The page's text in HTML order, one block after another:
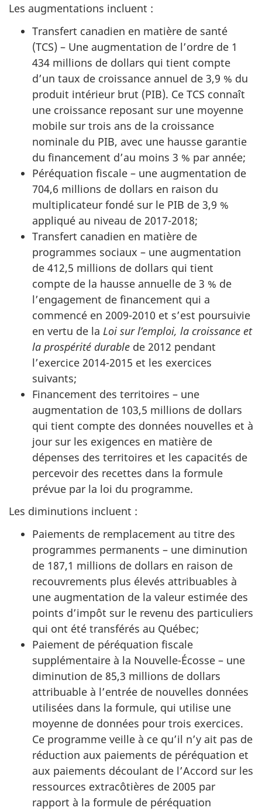
Les augmentations incluent :
Transfert canadien en matière de santé
(TCS) – Une augmentation de l’ordre de 1
434 millions de dollars qui tient compte
d’un taux de croissance annuel de 3,9 % du
produit intérieur brut (PIB). Ce TCS connaît
une croissance reposant sur une moyenne
mobile sur trois ans de la croissance
nominale du PIB, avec une hausse garantie
du financement d’au moins 3 % par année;
Péréquation fiscale – une augmentation de
704,6 millions de dollars en raison du
multiplicateur fondé sur le PIB de 3,9 %
appliqué au niveau de 2017-2018;
Transfert canadien en matière de
programmes sociaux – une augmentation
de 412,5 millions de dollars qui tient
compte de la hausse annuelle de 3 % de
l’engagement de financement qui a
commencé en 2009-2010 et s’est poursuivie
en vertu de la Loi sur l’emploi, la croissance et
la prospérité durable de 2012 pendant
l’exercice 2014-2015 et les exercices
suivants;
Financement des territoires – une
augmentation de 103,5 millions de dollars
qui tient compte des données nouvelles et à
jour sur les exigences en matière de
dépenses des territoires et les capacités de
percevoir des recettes dans la formule
prévue par la loi du programme.
Les diminutions incluent :
Paiements de remplacement au titre des
programmes permanents – une diminution
de 187,1 millions de dollars en raison de
recouvrements plus élevés attribuables à
une augmentation de la valeur estimée des
points d’impôt sur le revenu des particuliers
qui ont été transférés au Québec;
Paiement de péréquation fiscale
supplémentaire à la Nouvelle-Écosse – une
diminution de 85,3 millions de dollars
attribuable à l’entrée de nouvelles données
utilisées dans la formule, qui utilise une
moyenne de données pour trois exercices.
Ce programme veille à ce qu’il n’y ait pas de
réduction aux paiements de péréquation et
aux paiements découlant de l’Accord sur les
ressources extracôtières de 2005 par
rapport à la formule de péréquation